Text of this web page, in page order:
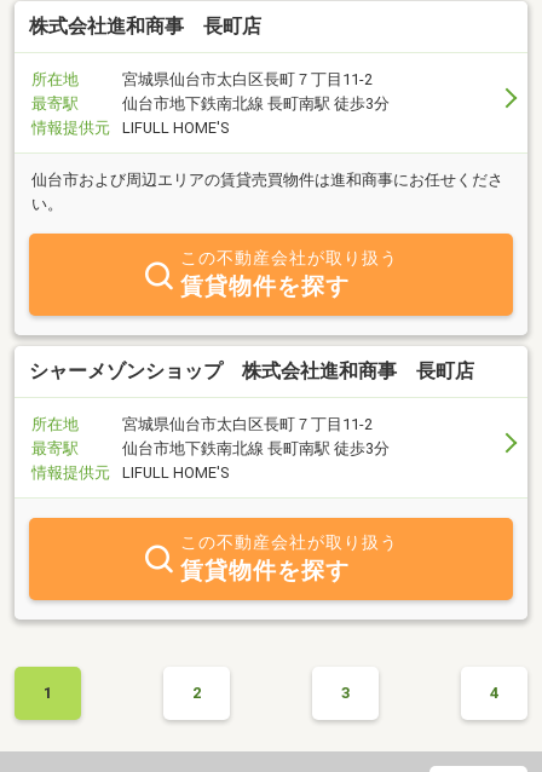
株式会社進和商事 長町店
所在地
宮城県仙台市太白区長町７丁目11-2
最寄駅
仙台市地下鉄南北線 長町南駅 徒歩3分
情報提供元
LIFULL HOME'S
仙台市および周辺エリアの賃貸売買物件は進和商事にお任せくださ
い。
この不動産会社が取り扱う
賃貸物件を探す
シャーメゾンショップ 株式会社進和商事 長町店
所在地
宮城県仙台市太白区長町７丁目11-2
最寄駅
仙台市地下鉄南北線 長町南駅 徒歩3分
情報提供元
LIFULL HOME'S
この不動産会社が取り扱う
賃貸物件を探す
1 2 3 4